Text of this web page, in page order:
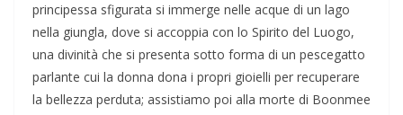
principessa sfigurata si immerge nelle acque di un lago
nella giungla, dove si accoppia con lo Spirito del Luogo,
una divinità che si presenta sotto forma di un pescegatto
parlante cui la donna dona i propri gioielli per recuperare
la bellezza perduta; assistiamo poi alla morte di Boonmee